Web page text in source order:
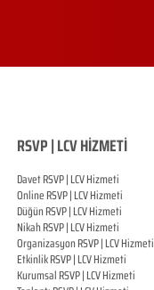
RSVP | LCV HİZMETİ
Davet RSVP | LCV Hizmeti
OnlineRSVP |LCV Hizmeti
DüğünRSVP |LCV Hizmeti
NikahRSVP |LCV Hizmeti
OrganizasyonRSVP |LCV Hizmeti
EtkinlikRSVP |LCV Hizmeti
KurumsalRSVP |LCV Hizmeti